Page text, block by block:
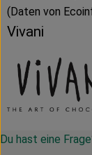
(Daten von
Vivani
Du hast eine